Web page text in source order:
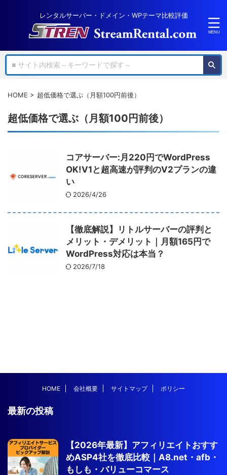
レンタルサーバー・ドメイン・WPテーマ比較評価
HOME > 超低価格で選ぶ（月額100円前後）
超低価格で選ぶ（月額100円前後）
コアサーバー:月220円でWordPress
OK!V1と超高速が評判のV2プランの違
い
2026/4/26
【徹底解説】リトルサーバーの評判と
メリット・デメリット｜月額165円で
WordPress対応は本当？
2026/7/18
HOME 会社概要 サイトマップ ポリシー
最新の投稿
【2026年最新】アフィリエイトおすす
めASP4社を徹底比較｜A8.net・afb・
もしも・バリューコマース